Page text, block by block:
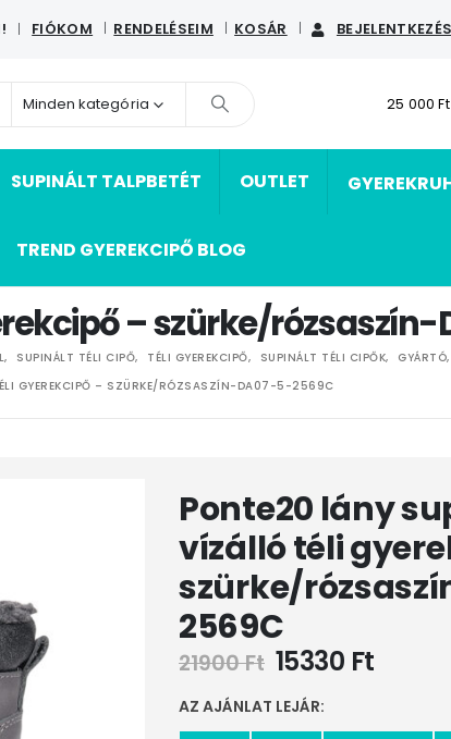
| FIÓKOM RENDELÉSEIM KOSÁR BEJELENTKEZÉS
Minden kategória 25 000
SUPINÁLT TALPBETÉT OUTLET
TREND GYEREKCIPŐ BLOG
– szürke/
, SUPINÁLT TÉLI CIPŐ, TÉLI GYEREKCIPŐ, SUPINÁLT TÉLI CIPŐK, GYÁRTÓ,
GYEREKCIPŐ – SZÜRKE/RÓZSASZÍN-DA07-5-2569C
Ponte20 lány
vízálló téli
szürke/
2569C
21900Ft 15330 Ft
AZ AJÁNLAT LEJÁR: